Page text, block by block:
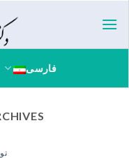
فارسی